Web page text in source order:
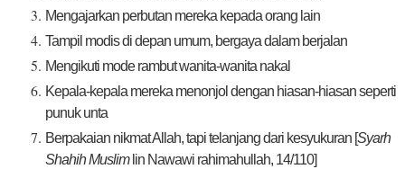
Mengajarkan perbutan mereka kepada orang lain
Tampil modis di depan umum, bergaya dalam berjalan
Mengikuti mode rambut wanita-wanita nakal
Kepala-kepala mereka menonjol dengan hiasan-hiasan seperti
punuk unta
Berpakaian nikmat Allah, tapi telanjang dari kesyukuran [Syarh
Shahih Muslimlin Nawawi rahimahullah, 14/110]